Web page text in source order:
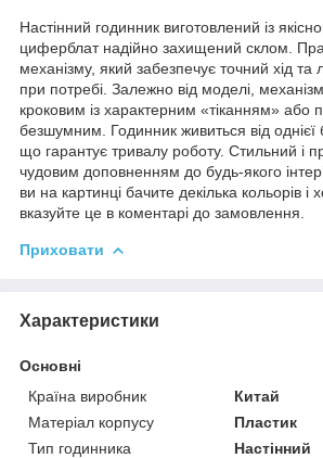
Настінний годинник виготовлений із
циферблат надійно захищений склом.
механізму, який забезпечує точний хід та
при потребі. Залежно від моделі,
кроковим із характерним «тіканням» або
безшумним. Годинник живиться від однієї
що гарантує тривалу роботу. Стильний і
чудовим доповненням до будь-якого
ви на картинці бачите декілька кольорів і
вказуйте це в коментарі до замовлення.
Приховати
Характеристики
Основні
Країна виробник
Китай
Матеріал корпусу
Пластик
Тип годинника
Настінний